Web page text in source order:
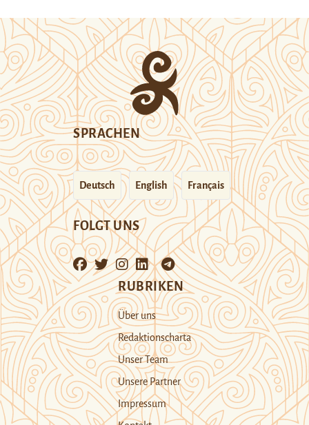
SPRACHEN
Deutsch English Français
FOLGT UNS
RUBRIKEN
Über uns
Redaktionscharta
Unser Team
Unsere Partner
Impressum